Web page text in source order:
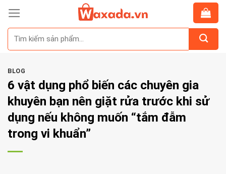
Skip
content
BLOG
6 vật dụng phổ biến các chuyên gia
khuyên bạn nên giặt rửa trước khi sử
dụng nếu không muốn “tắm đẫm
trong vi khuẩn”